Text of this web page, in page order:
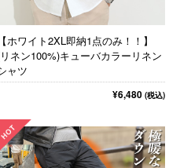
【ホワイト2XL即納1点のみ！！】
ネン100%)キューバカラーリネン
ャツ
¥6,480 (税込)